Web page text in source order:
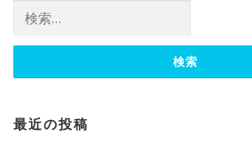
最近の投稿